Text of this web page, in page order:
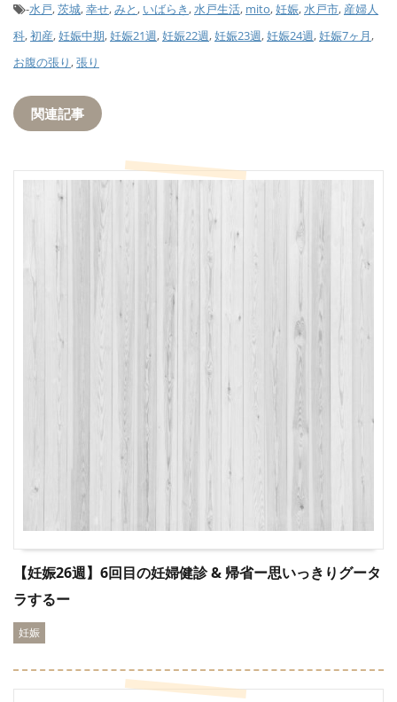
-水戸,茨城,幸せ,みと, いばらき,水戸生活, mito,妊娠,水戸市, 産婦人
科,初産,妊娠中期,妊娠21週,妊娠22週,妊娠23週,妊娠24週,妊娠7ヶ月,
お腹の張り,張り
関連記事
【妊娠26週】6回目の妊婦健診 & 帰省ー思いっきりグータ
ラするー
妊娠